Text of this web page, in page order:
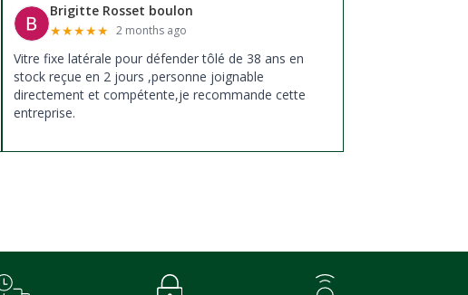
Brigitte Rosset boulon
★★★★★ 2 months ago
Vitre fixe latérale pour défender tôlé de 38 ans en
stock reçue en 2 jours ,personne joignable
directement et compétente,je recommande cette
entreprise.